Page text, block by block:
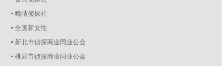
▪ 晚晴侦探社
▪ 全国新女性
▪ 新北市侦探商业同业公会
▪ 桃园市侦探商业同业公会